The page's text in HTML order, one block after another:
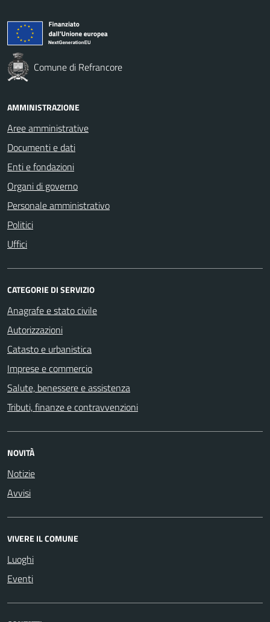
Comune di Refrancore
AMMINISTRAZIONE
Aree amministrative
Documenti e dati
Enti e fondazioni
Organi di governo
Personale amministrativo
Politici
Uffici
CATEGORIE DI SERVIZIO
Anagrafe e stato civile
Autorizzazioni
Catasto e urbanistica
Imprese e commercio
Salute, benessere e assistenza
Tributi, finanze e contravvenzioni
NOVITÀ
Notizie
Avvisi
VIVERE IL COMUNE
Luoghi
Eventi